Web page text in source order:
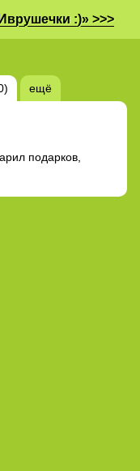
:)» >>>
ещё
подарков,